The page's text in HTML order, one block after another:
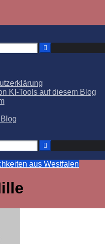
KI-Tools auf diesem Blog
aus Westfalen